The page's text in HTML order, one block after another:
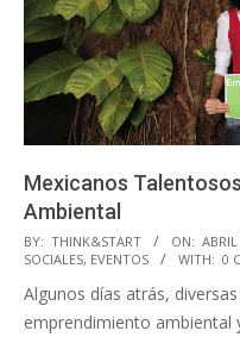
Mexicanos
Ambiental
2014-
04-
15
BY: THINK&START ON:
SOCIALES, EVENTOS WITH: 0
Algunos días atrás,
emprendimiento ambiental